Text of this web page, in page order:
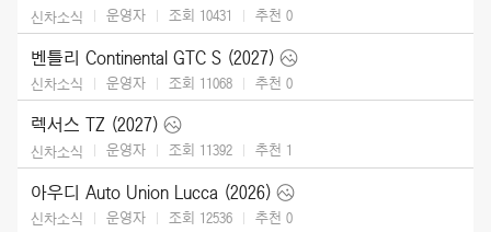
신차소식 운영자 조회 10431 추천 0
벤틀리 Continental GTC S (2027)
신차소식 운영자 조회 11068 추천 0
렉서스 TZ (2027)
신차소식 운영자 조회 11392 추천 1
아우디 Auto Union Lucca (2026)
신차소식 운영자 조회 12536 추천 0